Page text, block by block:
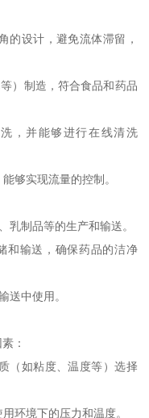
的设计，避免流体滞留，
）制造，符合食品和药品
，并能够进行在线清洗
够实现流量的控制。
制品等的生产和输送。
和输送，确保药品的洁净
送中使用。
：
（如粘度、温度等）选择
环境下的压力和温度。